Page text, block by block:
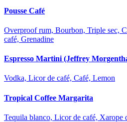
Pousse Café
Overproof rum, Bourbon, Triple sec,
café, Grenadine
Espresso Martini (Jeffrey
Vodka, Licor de café, Café, Lemon
Tropical Coffee Margarita
Tequila blanco, Licor de café, Xarope